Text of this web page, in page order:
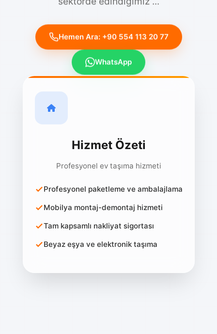
Hizmet Özeti
Profesyonel ev taşıma hizmeti
Profesyonel paketleme ve ambalajlama
Mobilya montaj-demontaj hizmeti
Tam kapsamlı nakliyat sigortası
Beyaz eşya ve elektronik taşıma